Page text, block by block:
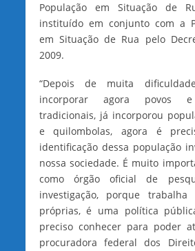
População em Situação de
instituído em conjunto com a
em Situação de Rua pelo
2009.
“Depois de muita
incorporar agora povos e
tradicionais, já incorporou
e quilombolas, agora é
identificação dessa população
nossa sociedade. É muito
como órgão oficial de
investigação, porque trabalha
próprias, é uma política
preciso conhecer para poder
procuradora federal dos